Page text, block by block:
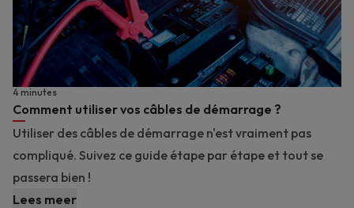
Comment utiliser vos câbles de démarrage ?
4 minutes
Utiliser des câbles de démarrage n'est vraiment pas
compliqué. Suivez ce guide étape par étape et tout se
passera bien !
Lees meer